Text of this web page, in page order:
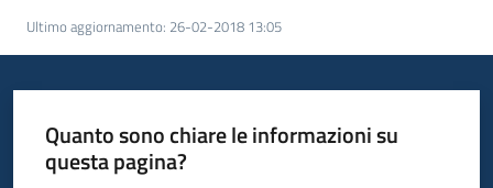
Ultimo aggiornamento: 26-02-2018 13:05
Quanto sono chiare le informazioni su
questa pagina?